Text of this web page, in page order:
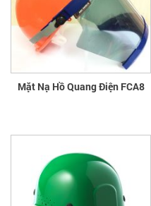
Mặt Nạ Hồ Quang Điện FCA8